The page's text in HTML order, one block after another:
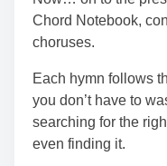
Chord Notebook,
choruses.
Each hymn follows
you don’t have to
searching for the
even finding it.